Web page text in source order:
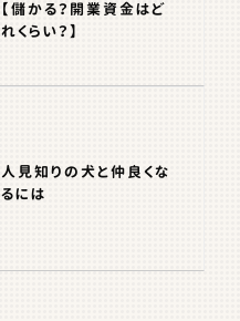
【儲かる？開業資金はど
れくらい？】
人見知りの犬と仲良くな
るには